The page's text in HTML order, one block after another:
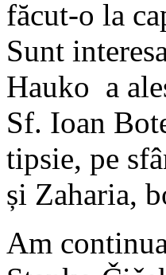
făcut-o la
Sunt
Hauko a
Sf. Ioan
tipsie, pe
și Zaharia,
Am